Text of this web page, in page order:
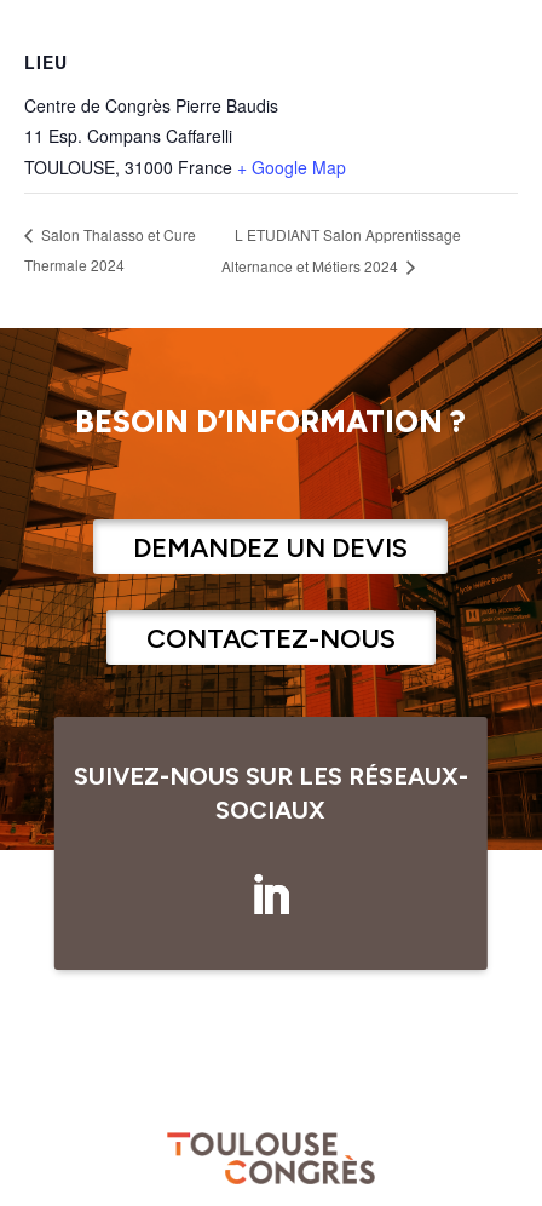
LIEU
Centre de Congrès Pierre Baudis
11 Esp. Compans Caffarelli
TOULOUSE, 31000 France + Google Map
Salon Thalasso et Cure
Thermale 2024
L ETUDIANT Salon Apprentissage
Alternance et Métiers 2024
BESOIN D’INFORMATION ?
DEMANDEZ UN DEVIS
CONTACTEZ-NOUS
SUIVEZ-NOUS SUR LES RÉSEAUX-
SOCIAUX